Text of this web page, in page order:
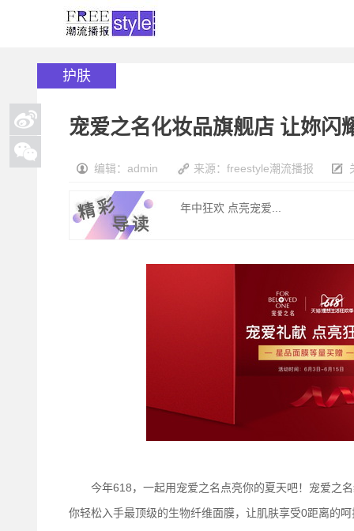
护肤
宠爱之名化妆品旗舰店 让妳闪
编辑：admin 来源：freestyle潮流播报
年中狂欢 点亮宠爱...
今年618，一起用宠爱之名点亮你的夏天吧！宠爱之名
你轻松入手最顶级的生物纤维面膜，让肌肤享受0距离的